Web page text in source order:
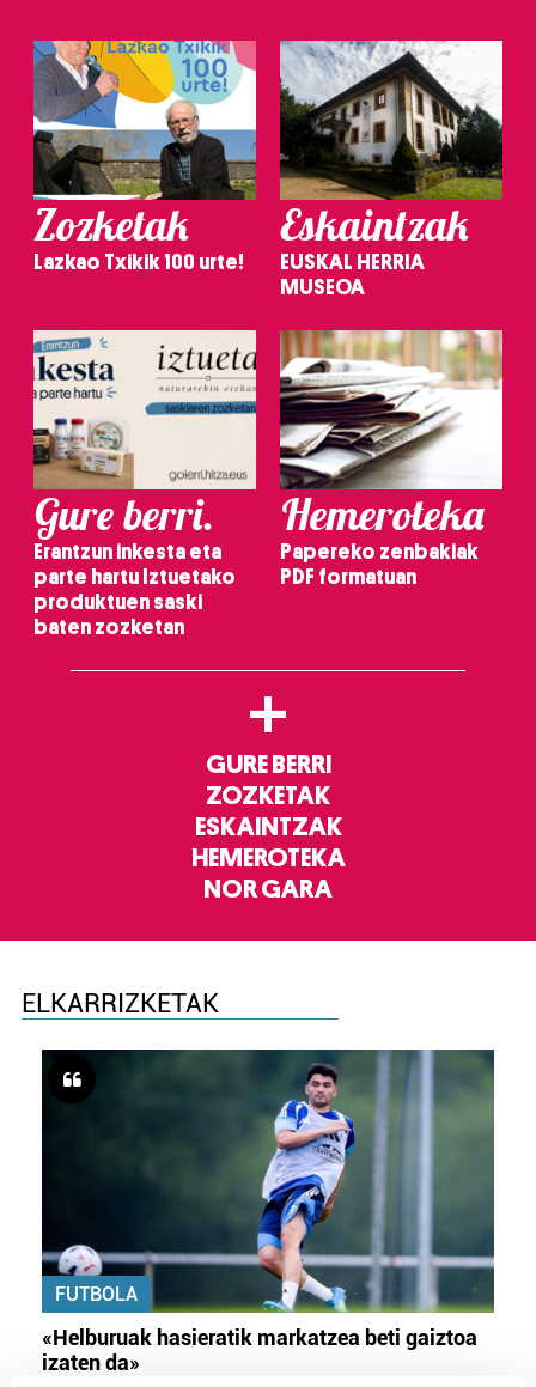
Zozketak
Lazkao Txikik 100 urte!
Eskaintzak
EUSKAL HERRIA
MUSEOA
Gure berri.
Erantzun inkesta eta
parte hartu Iztuetako
produktuen saski
baten zozketan
Hemeroteka
Papereko zenbakiak
PDF formatuan
+
GURE BERRI
ZOZKETAK
ESKAINTZAK
HEMEROTEKA
NOR GARA
ELKARRIZKETAK
FUTBOLA
«Helburuak hasieratik markatzea beti gaiztoa
izaten da»